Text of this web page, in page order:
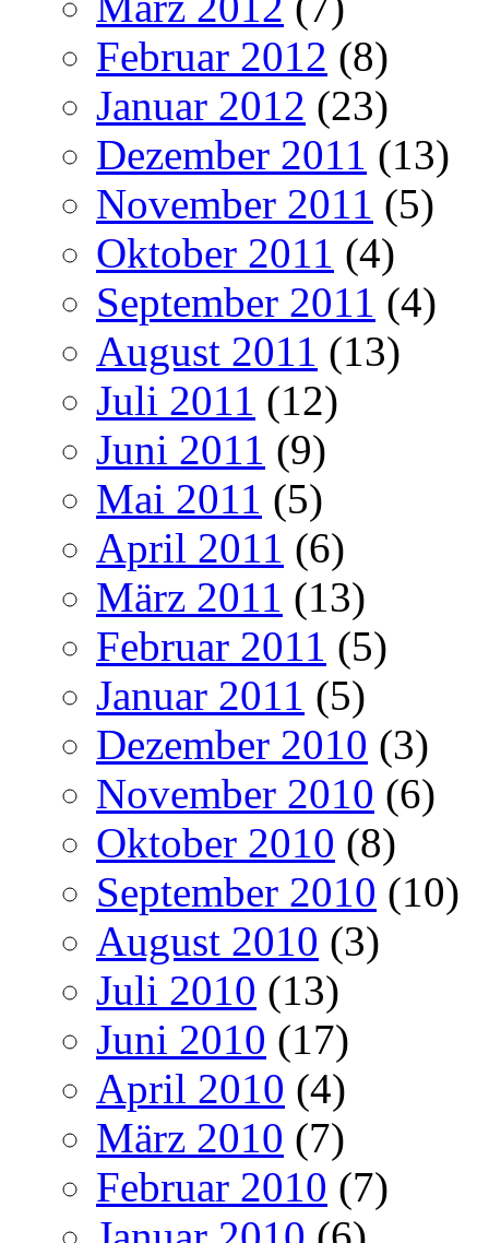
Februar 2012 (8)
Januar 2012 (23)
Dezember 2011 (13)
November 2011 (5)
Oktober 2011 (4)
September 2011 (4)
August 2011 (13)
Juli 2011 (12)
Juni 2011 (9)
Mai 2011 (5)
April 2011 (6)
März 2011 (13)
Februar 2011 (5)
Januar 2011 (5)
Dezember 2010 (3)
November 2010 (6)
Oktober 2010 (8)
September 2010 (10)
August 2010 (3)
Juli 2010 (13)
Juni 2010 (17)
April 2010 (4)
März 2010 (7)
Februar 2010 (7)